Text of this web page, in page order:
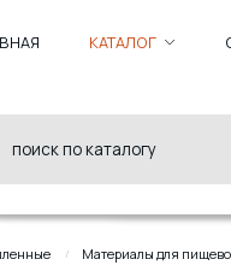
КАТАЛОГ
Материалы для